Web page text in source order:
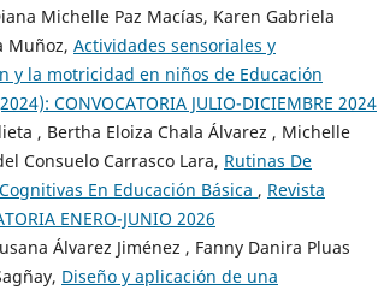
Michelle Paz Macías, Karen Gabriela
Muñoz, Actividades sensoriales y
y la motricidad en niños de Educación
CONVOCATORIA JULIO-DICIEMBRE 2024
, Bertha Eloiza Chala Álvarez , Michelle
Consuelo Carrasco Lara, Rutinas De
En Educación Básica , Revista
ENERO-JUNIO 2026
Álvarez Jiménez , Fanny Danira Pluas
Diseño y aplicación de una